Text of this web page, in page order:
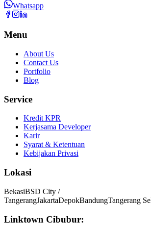
Whatsapp
Menu
About Us
Contact Us
Portfolio
Blog
Service
Kredit KPR
Kerjasama Developer
Karir
Syarat & Ketentuan
Kebijakan Privasi
Lokasi
BekasiBSD City /
TangerangJakartaDepokBandungTangerang
Linktown Cibubur: